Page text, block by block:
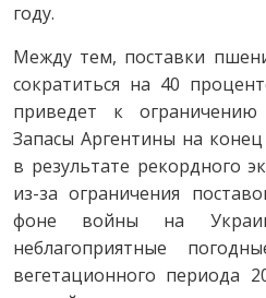
году.
Между тем, поставки
сократиться на 40
приведет к ограничению
Запасы Аргентины на конец
в результате рекордного
из-за ограничения
фоне войны на
неблагоприятные
вегетационного периода